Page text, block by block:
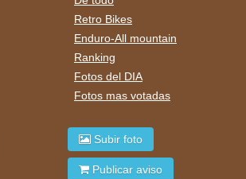
Retro Bikes
Enduro-All mountain
Ranking
Fotos del DIA
Fotos mas votadas
Subir foto
Publicar aviso